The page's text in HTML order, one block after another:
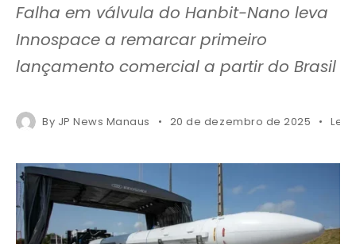
Falha em válvula do Hanbit-Nano leva
Innospace a remarcar primeiro
lançamento comercial a partir do Brasil
By JP News Manaus 20 de dezembro de 2025